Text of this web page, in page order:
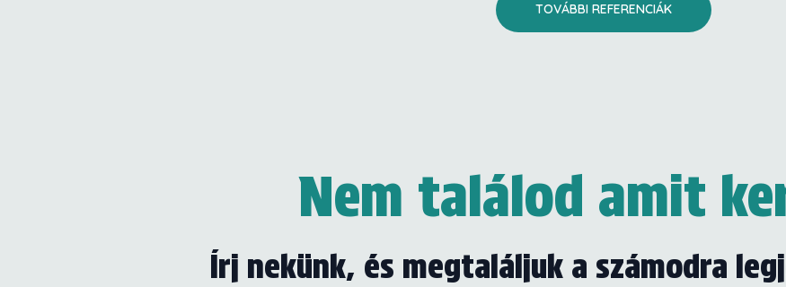
TOVÁBBI REFERENCIÁK
Nem találod amit
Írj nekünk, és megtaláljuk a számodra